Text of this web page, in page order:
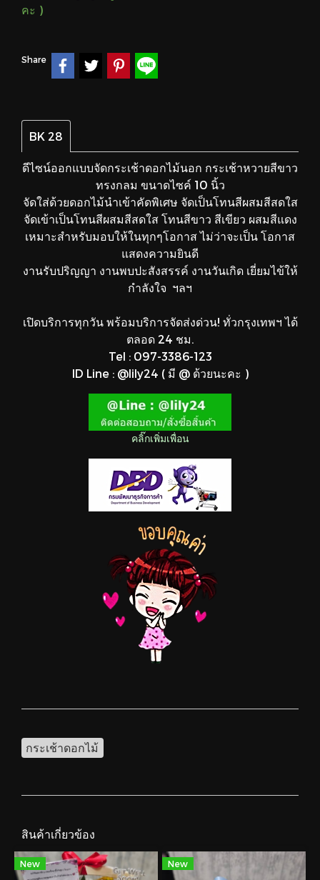
คะ )
Share
BK 28
ดีไซน์ออกแบบจัดกระเช้าดอกไม้นอก กระเช้าหวายสีขาว
ทรงกลม ขนาดไซค์ 10 นิ้ว
จัดใส่ด้วยดอกไม้นำเข้าคัดพิเศษ จัดเป็นโทนสีผสมสีสดใส
จัดเข้าเป็นโทนสีผสมสีสดใส โทนสีขาว สีเขียว ผสมสีแดง
เหมาะสำหรับมอบให้ในทุกๆโอกาส ไม่ว่าจะเป็น โอกาส
แสดงความยินดี
งานรับปริญญา งานพบปะสังสรรค์ งานวันเกิด เยี่ยมไข้ให้
กำลังใจ ฯลฯ
เปิดบริการทุกวัน พร้อมบริการจัดส่งด่วน! ทั่วกรุงเทพฯ ได้
ตลอด 24 ชม.
Tel : 097-3386-123
ID Line : @lily24 ( มี @ ด้วยนะคะ )
คลิ๊กเพิ่มเพื่อน
กระเช้าดอกไม้
สินค้าเกี่ยวข้อง
New New